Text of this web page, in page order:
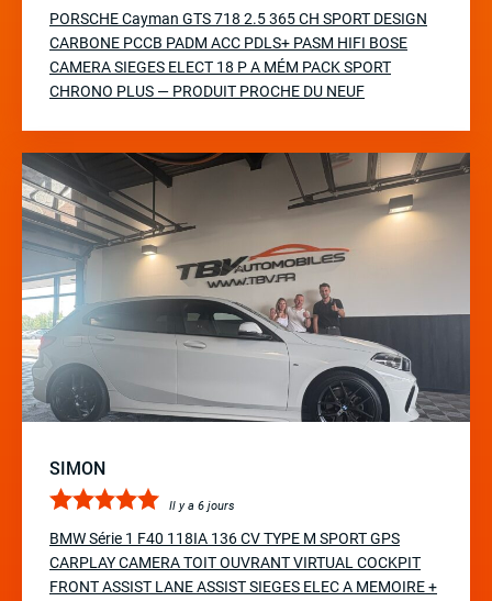
PORSCHE Cayman GTS 718 2.5 365 CH SPORT DESIGN
CARBONE PCCB PADM ACC PDLS+ PASM HIFI BOSE
CAMERA SIEGES ELECT 18 P A MÉM PACK SPORT
CHRONO PLUS — PRODUIT PROCHE DU NEUF
SIMON
Il y a 6 jours
BMW Série 1 F40 118IA 136 CV TYPE M SPORT GPS
CARPLAY CAMERA TOIT OUVRANT VIRTUAL COCKPIT
FRONT ASSIST LANE ASSIST SIEGES ELEC A MEMOIRE +